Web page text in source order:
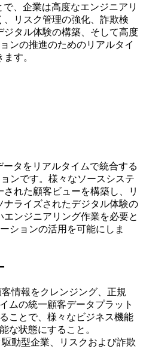
、企業は高度なエンジニアリ
リスク管理の強化、詐欺検
タル体験の構築、そして高度
ンの推進のためのリアルタイ
す。
タをリアルタイムで統合する
ンです。様々なソースシステ
れた顧客ビューを構築し、リ
ナライズされたデジタル体験の
ンジニアリング作業を必要と
ションの活用を可能にしま
情報をクレンジング、正規
ムの統一顧客データプラット
ことで、様々なビジネス機能
な状態にすること。
駆動型企業、リスクおよび詐欺